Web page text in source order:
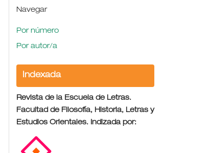
Navegar
Por número
Por autor/a
Indexada
Revista de la Escuela de Letras.
Facultad de Filosofía, Historia, Letras y
Estudios Orientales. Indizada por: